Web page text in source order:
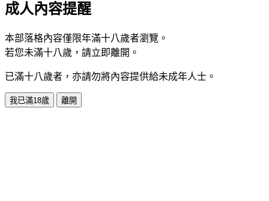
成人內容提醒
本部落格內容僅限年滿十八歲者瀏覽。
若您未滿十八歲，請立即離開。
已滿十八歲者，亦請勿將內容提供給未成年人士。
我已滿18歲 離開